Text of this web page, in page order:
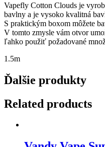
Vapefly Cotton Clouds je
bavlny a je vysoko kvalitná
S praktickým boxom môžete
V tomto zmysle vám otvor
ľahko použiť požadované
1.5m
Ďalšie produkty
Related products